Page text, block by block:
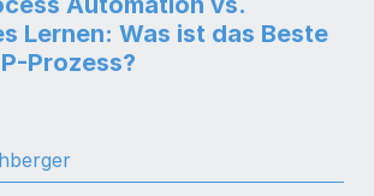
Lernen: Was ist das Beste
Prozess?